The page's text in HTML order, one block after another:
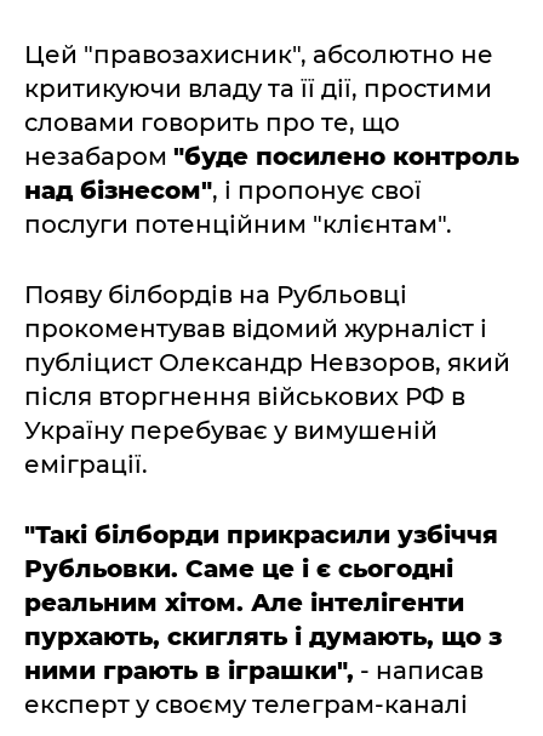
Цей "правозахисник", абсолютно не
критикуючи владу та її дії, простими
словами говорить про те, що
незабаром "буде посилено контроль
над бізнесом", і пропонує свої
послуги потенційним "клієнтам".
Появу білбордів на Рубльовці
прокоментував відомий журналіст і
публіцист Олександр Невзоров, який
після вторгнення військових РФ в
Україну перебуває у вимушеній
еміграції.
"Такі білборди прикрасили узбіччя
Рубльовки. Саме це і є сьогодні
реальним хітом. Але інтелігенти
пурхають, скиглять і думають, що з
ними грають в іграшки", - написав
експерт у своєму телеграм-каналі